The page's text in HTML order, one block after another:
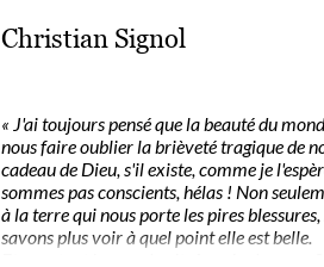
Christian Signol
« J'ai toujours pensé que la beauté du
nous faire oublier la brièveté tragique de
cadeau de Dieu, s'il existe, comme je
sommes pas conscients, hélas ! Non
à la terre qui nous porte les pires
savons plus voir à quel point elle est belle.